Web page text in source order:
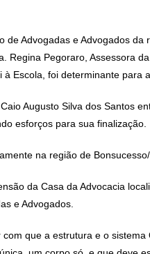
de Advogadas e Advogados
Regina Pegoraro, Assessora
à Escola, foi determinante para
Augusto Silva dos Santos
esforços para sua finalização.
na região de
da Casa da Advocacia
e Advogados.
que a estrutura e o